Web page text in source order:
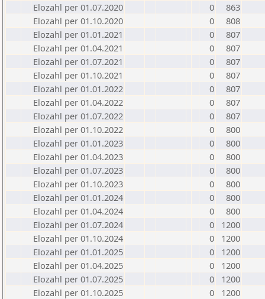
Elozahl per 01.07.2020
0
863
Elozahl per 01.10.2020
0
808
Elozahl per 01.01.2021
0
807
Elozahl per 01.04.2021
0
807
Elozahl per 01.07.2021
0
807
Elozahl per 01.10.2021
0
807
Elozahl per 01.01.2022
0
807
Elozahl per 01.04.2022
0
807
Elozahl per 01.07.2022
0
807
Elozahl per 01.10.2022
0
800
Elozahl per 01.01.2023
0
800
Elozahl per 01.04.2023
0
800
Elozahl per 01.07.2023
0
800
Elozahl per 01.10.2023
0
800
Elozahl per 01.01.2024
0
800
Elozahl per 01.04.2024
0
800
Elozahl per 01.07.2024
0
1200
Elozahl per 01.10.2024
0
1200
Elozahl per 01.01.2025
0
1200
Elozahl per 01.04.2025
0
1200
Elozahl per 01.07.2025
0
1200
Elozahl per 01.10.2025
0
1200